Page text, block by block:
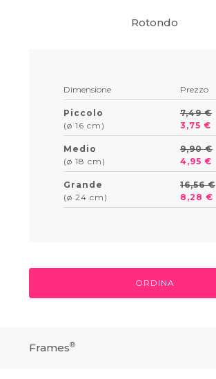
Rotondo
Dimensione Prezzo
Piccolo
(ø 16 cm)
7,49 €
3,75 €
Medio
(ø 18 cm)
9,90 €
4,95 €
Grande
(ø 24 cm)
16,56 €
8,28 €
ORDINA
Frames®